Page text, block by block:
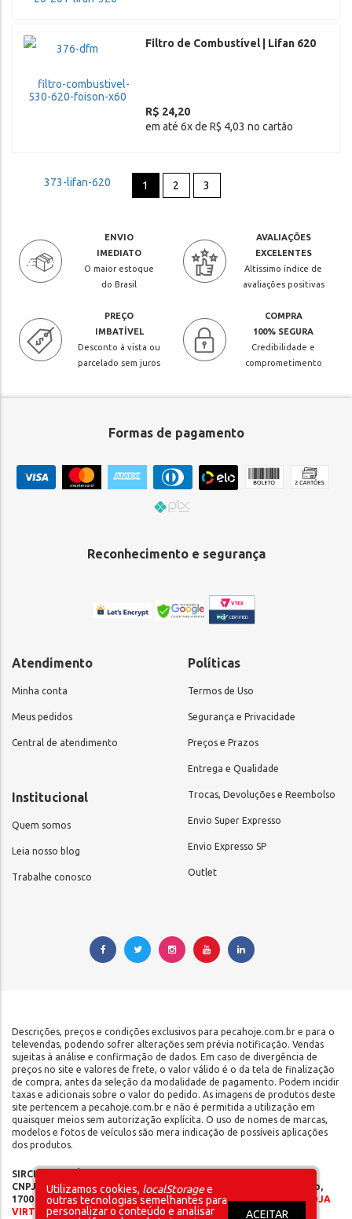
Filtro de Combustível | Lifan 620
R$ 24,20
em até 6x de R$ 4,03 no cartão
1 2 3
ENVIO
IMEDIATO
O maior estoque
do Brasil
AVALIAÇÕES
EXCELENTES
Altíssimo índice de
avaliações positivas
PREÇO
IMBATÍVEL
Desconto à vista ou
parcelado sem juros
COMPRA
100% SEGURA
Credibilidade e
comprometimento
Formas de pagamento
Reconhecimento e segurança
Atendimento
Minha conta
Meus pedidos
Central de atendimento
Institucional
Quem somos
Leia nosso blog
Trabalhe conosco
Políticas
Termos de Uso
Segurança e Privacidade
Preços e Prazos
Entrega e Qualidade
Trocas, Devoluções e Reembolso
Envio Super Expresso
Envio Expresso SP
Outlet
Descrições, preços e condições exclusivos para pecahoje.com.br e para o
televendas, podendo sofrer alterações sem prévia notificação. Vendas
sujeitas à análise e confirmação de dados. Em caso de divergência de
preços no site e valores de frete, o valor válido é o da tela de finalização
de compra, antes da seleção da modalidade de pagamento. Podem incidir
taxas e adicionais sobre o valor do pedido. As imagens de produtos deste
site pertencem a pecahoje.com.br e não é permitida a utilização em
quaisquer meios sem autorização explícita. O uso de nomes de marcas,
modelos e fotos de veículos são mera indicação de possíveis aplicações
dos produtos.
SIRCILLI COMÉRCIO DE COMPONENTES AUTOMOTIVOS LTDA |
CNPJ: 17.653.102/0001-09 | IE: 142.141.908.115 | Rua do Manifesto,
1700 - Ipiranga - São Paulo/SP - CEP 04209-002 |SOMOS UMA LOJA
VIRTUAL – NÃO POSSUÍMOS LOJA FÍSICA
ACEITAR
Utilizamos cookies, localStoragee
outras tecnologias semelhantes para
personalizar o conteúdo e analisar